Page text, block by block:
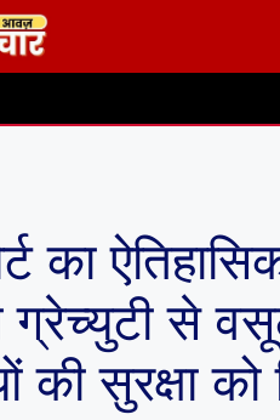
का
ग्रेच्युटी से
की सुरक्षा